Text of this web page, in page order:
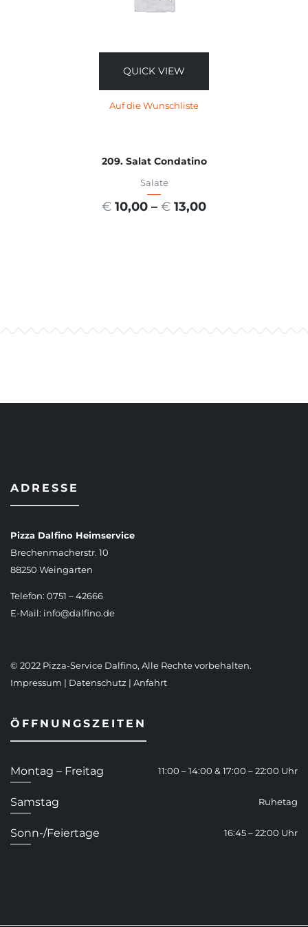
QUICK VIEW
Auf die Wunschliste
209. Salat Condatino
Salate
€ 10,00 – € 13,00
ADRESSE
Pizza Dalfino Heimservice
Brechenmacherstr. 10
88250 Weingarten
Telefon: 0751 – 42666
E-Mail: info@dalfino.de
© 2022 Pizza-Service Dalfino, Alle Rechte vorbehalten.
Impressum | Datenschutz | Anfahrt
ÖFFNUNGSZEITEN
Montag – Freitag 11:00 – 14:00 & 17:00 – 22:00 Uhr
Samstag Ruhetag
Sonn-/Feiertage 16:45 – 22:00 Uhr